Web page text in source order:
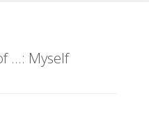
…: Myself